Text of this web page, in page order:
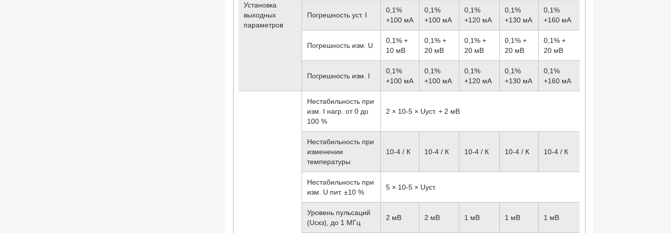
Установка
выходных
параметров
Погрешность уст. I
0,1%
+100 мА
0,1%
+100 мА
0,1%
+120 мА
0,1%
+130 мА
0,1%
+160 мА
Погрешность изм. U
0,1% +
10 мВ
0,1% +
20 мВ
0,1% +
20 мВ
0,1% +
20 мВ
0,1% +
20 мВ
Погрешность изм. I
0,1%
+100 мА
0,1%
+100 мА
0,1%
+120 мА
0,1%
+130 мА
0,1%
+160 мА
Нестабильность при
изм. I нагр. от 0 до
100 %
2 × 10-5 × Uуст. + 2 мВ
Нестабильность при
изменении
температуры
10-4 / К 10-4 / К 10-4 / К 10-4 / К 10-4 / К
Нестабильность при
изм. U пит. ±10 %
5 × 10-5 × Uуст.
Уровень пульсаций
(Uскз), до 1 МГц
2 мВ 2 мВ 1 мВ 1 мВ 1 мВ